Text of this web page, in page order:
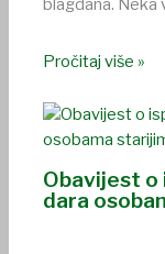
blagdana. Neka
Pročitaj više »
Obavijest o
dara